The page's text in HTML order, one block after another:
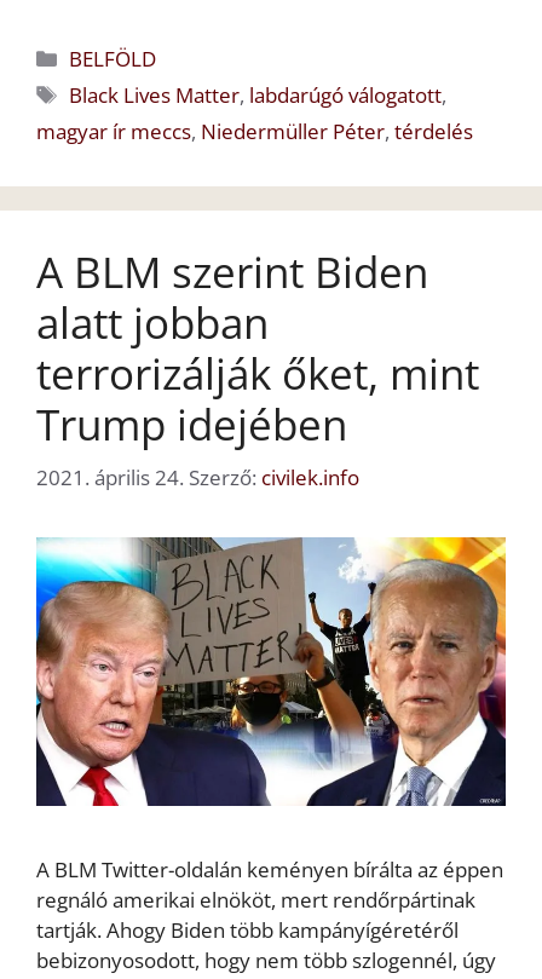
Kategória
BELFÖLD
Címkék
Black Lives Matter, labdarúgó válogatott,
magyar ír meccs, Niedermüller Péter, térdelés
A BLM szerint Biden
alatt jobban
terrorizálják őket, mint
Trump idejében
2021. április 24. Szerző: civilek.info
A BLM Twitter-oldalán keményen bírálta az éppen
regnáló amerikai elnököt, mert rendőrpártinak
tartják. Ahogy Biden több kampányígéretéről
bebizonyosodott, hogy nem több szlogennél, úgy